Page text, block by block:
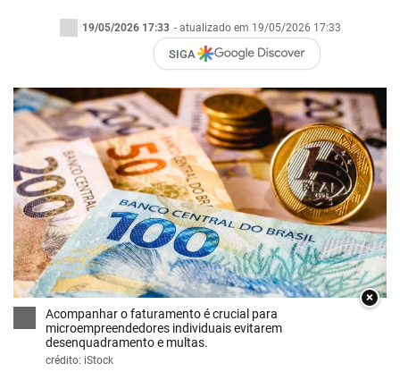
19/05/2026 17:33 - atualizado em 19/05/2026 17:33
SIGA
×
Acompanhar o faturamento é crucial para
microempreendedores individuais evitarem
desenquadramento e multas.
crédito: iStock